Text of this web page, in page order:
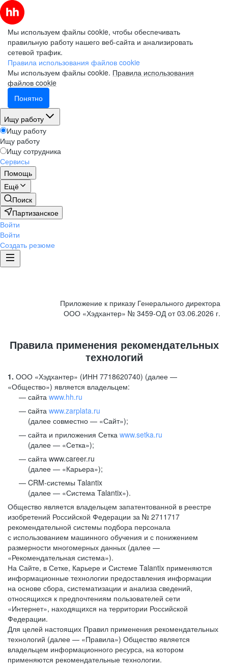
Мы используем файлы cookie, чтобы обеспечивать
правильную работу нашего веб-сайта и анализировать
сетевой трафик.
Правила использования файлов cookie
Мы используем файлы cookie. Правила использования
файлов cookie
Понятно
Ищу работу
Ищу работу
Ищу работу
Ищу сотрудника
Сервисы
Помощь
Ещё
Поиск
Партизанское
Войти
Войти
Создать резюме
Приложение к приказу Генерального директора
ООО «Хэдхантер» № 3459-ОД от 03.06.2026 г.
Правила применения рекомендательных
технологий
1. ООО «Хэдхантер» (ИНН 7718620740) (далее —
«Общество») является владельцем:
сайта www.hh.ru
cайта www.zarplata.ru
(далее совместно — «Сайт»);
сайта и приложения Сетка www.setka.ru
(далее — «Сетка»);
сайта www.career.ru
(далее — «Карьера»);
CRM-системы Talantix
(далее — «Система Talantix»).
Общество является владельцем запатентованной в реестре
изобретений Российской Федерации за № 2711717
рекомендательной системы подбора персонала
с использованием машинного обучения и с понижением
размерности многомерных данных (далее —
«Рекомендательная система»).
На Сайте, в Сетке, Карьере и Системе Talantix применяются
информационные технологии предоставления информации
на основе сбора, систематизации и анализа сведений,
относящихся к предпочтениям пользователей сети
«Интернет», находящихся на территории Российской
Федерации.
Для целей настоящих Правил применения рекомендательных
технологий (далее — «Правила») Общество является
владельцем информационного ресурса, на котором
применяются рекомендательные технологии.